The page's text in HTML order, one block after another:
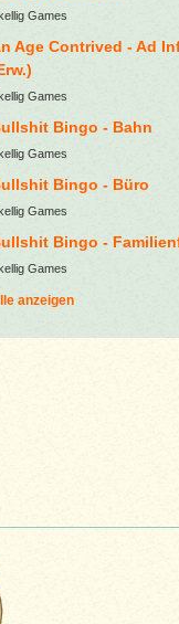
Games
Age Contrived - Ad
Games
Bingo - Bahn
Games
Bingo - Büro
Games
Bingo -
Games
anzeigen